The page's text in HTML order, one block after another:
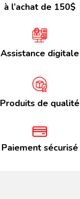
à l’achat de 150$
Assistance digitale
Produits de qualité
Paiement sécurisé